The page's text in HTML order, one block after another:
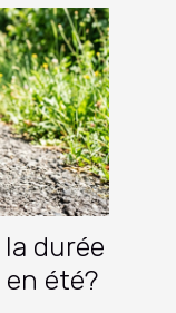
durée
été?